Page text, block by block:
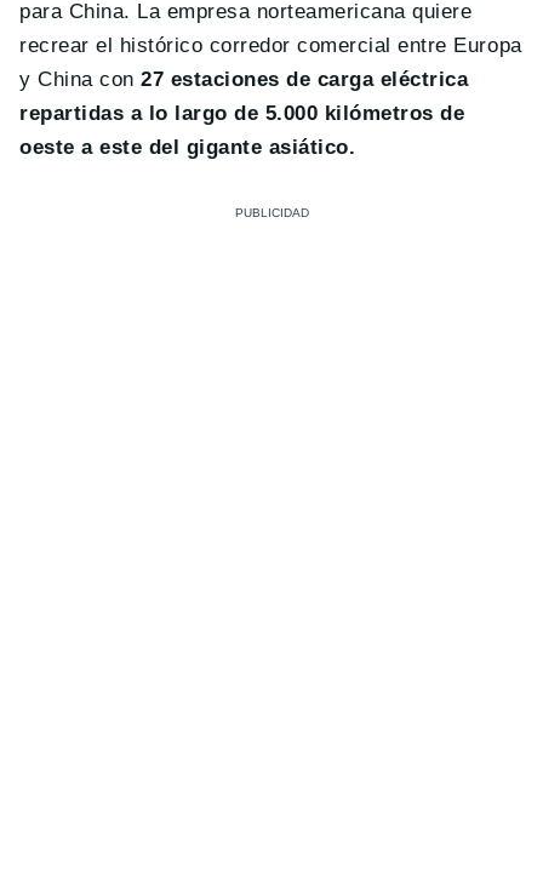
para China. La empresa norteamericana quiere
recrear el histórico corredor comercial entre Europa
y China con27 estaciones de carga eléctrica
repartidas a lo largo de 5.000 kilómetros de
oeste a este del gigante asiático.